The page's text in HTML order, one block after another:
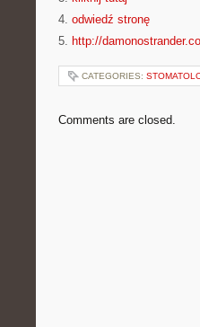
4. odwiedź stronę
5. http://
CATEGORIES:
Comments are closed.